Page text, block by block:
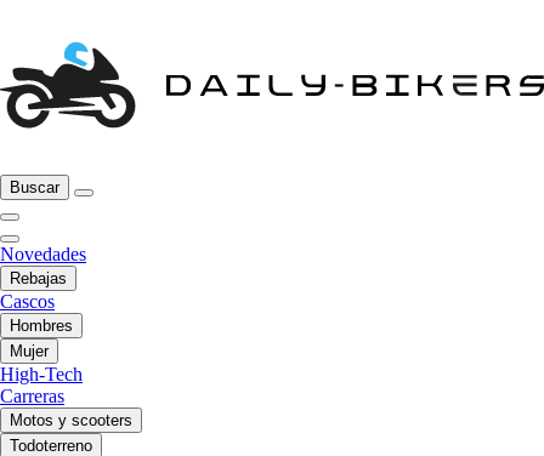
Buscar
Novedades
Rebajas
Cascos
Hombres
Mujer
High-Tech
Carreras
Motos y scooters
Todoterreno